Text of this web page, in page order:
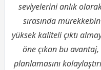
seviyelerini anlık
sırasında
yüksek kaliteli çıktı
öne çıkan bu avantaj,
planlamasını